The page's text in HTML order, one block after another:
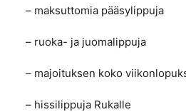
– maksuttomia pääsylippuja
– ruoka- ja juomalippuja
– majoituksen koko
– hissilippuja Rukalle